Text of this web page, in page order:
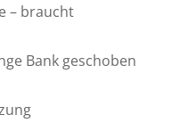
– braucht
Bank geschoben